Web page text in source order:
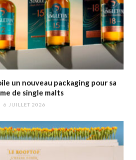
un nouveau packaging pour sa
de single malts
6 JUILLET 2026